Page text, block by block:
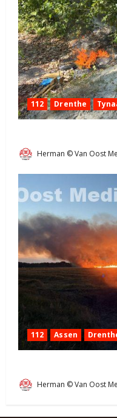
112 Drenthe
Herman © Van Oost
112 Assen
Herman © Van Oost